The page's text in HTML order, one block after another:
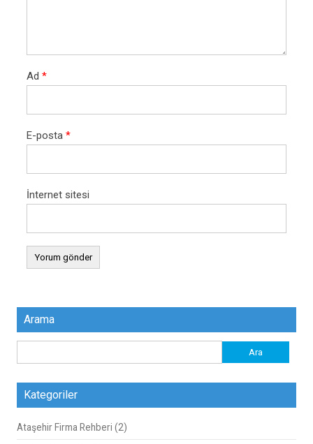
Ad *
E-posta *
İnternet sitesi
Arama
Kategoriler
Ataşehir Firma Rehberi (2)